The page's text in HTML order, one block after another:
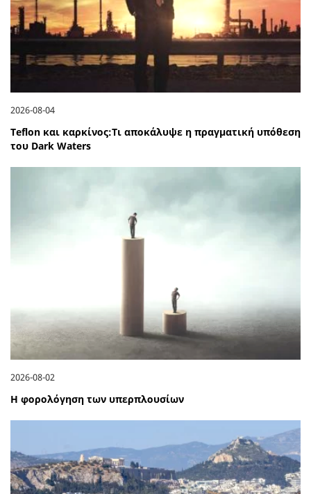
2026-08-04
Teflon και καρκίνος:Τι αποκάλυψε η πραγματική υπόθεση
του Dark Waters
2026-08-02
Η φορολόγηση των υπερπλουσίων